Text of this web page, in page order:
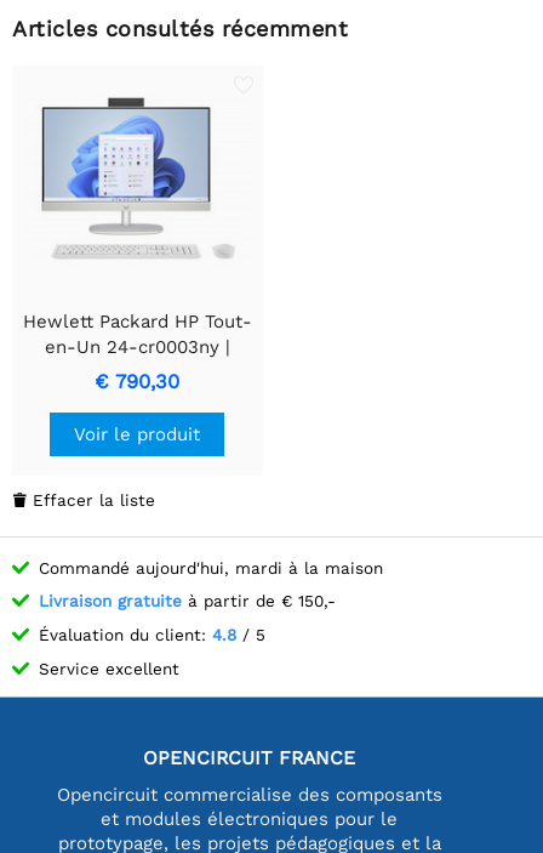
Articles consultés récemment
Hewlett Packard HP Tout-
en-Un 24-cr0003ny |
23,8" Full HD IPS | Intel
Core i5-1335U | 8 Go de
RAM | SSD 512 Go | W11
Pro | Blanc
€ 790,30
Voir le produit
 Effacer la liste
Commandé aujourd'hui, mardi à la maison
Livraison gratuite à partir de € 150,-
Évaluation du client: 4.8 / 5
Service excellent
OPENCIRCUIT FRANCE
Opencircuit commercialise des composants
et modules électroniques pour le
prototypage, les projets pédagogiques et la